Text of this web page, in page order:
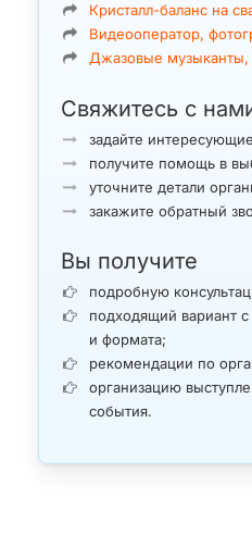
Кристалл-баланс на
Видеооператор,
Джазовые
Свяжитесь с
задайте
получите помощь в
уточните детали
закажите обратный
Вы получите
подробную
подходящий вариант
и формата;
рекомендации по
организацию
события.